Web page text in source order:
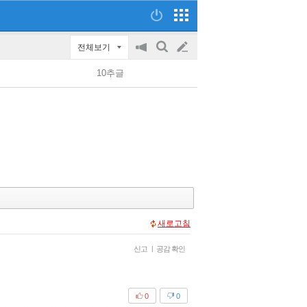
전체보기
공
on/off
검
글
쓰
10추글
새로고침
신고 | 공감 확인
0
0